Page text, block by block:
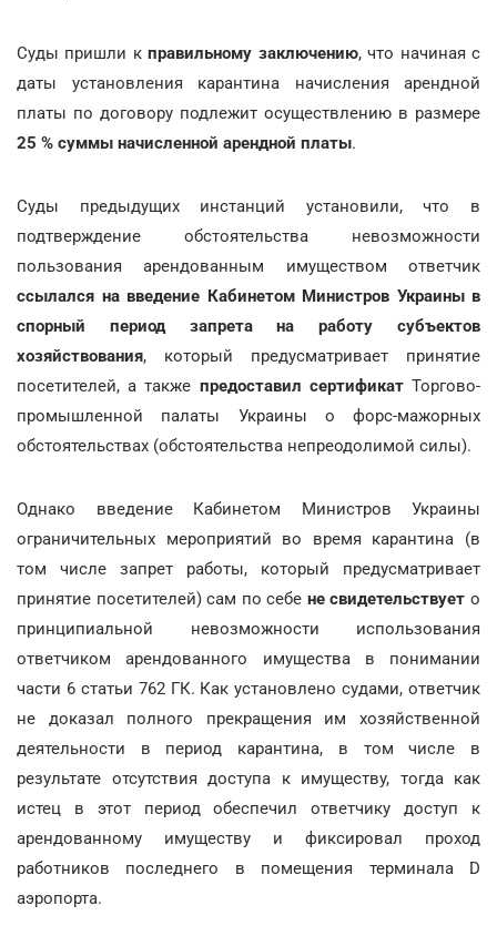
Суды пришли кправильному заключению, что начиная с
даты установления карантина начисления арендной
платы по договору подлежит осуществлению в размере
25 % суммы начисленной арендной платы.
Суды предыдущих инстанций установили, что в
подтверждение обстоятельства невозможности
пользования арендованным имуществом ответчик
ссылался на введение Кабинетом Министров Украины в
спорный период запрета на работу субъектов
хозяйствования, который предусматривает принятие
посетителей, а также предоставил сертификатТоргово-
промышленной палаты Украины о форс-мажорных
обстоятельствах (обстоятельства непреодолимой силы).
Однако введение Кабинетом Министров Украины
ограничительных мероприятий во время карантина (в
том числе запрет работы, который предусматривает
принятие посетителей) сам по себе не свидетельствуето
принципиальной невозможности использования
ответчиком арендованного имущества в понимании
части 6 статьи 762 ГК. Как установлено судами, ответчик
не доказал полного прекращения им хозяйственной
деятельности в период карантина, в том числе в
результате отсутствия доступа к имуществу, тогда как
истец в этот период обеспечил ответчику доступ к
арендованному имуществу и фиксировал проход
работников последнего в помещения терминала D
аэропорта.